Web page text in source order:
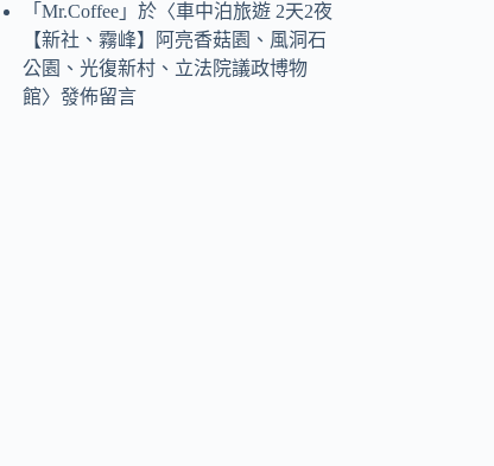
「Mr.Coffee 」於〈車中泊旅遊 2天2夜
【新社、霧峰】阿亮香菇園、風洞石
公園、光復新村、立法院議政博物
館〉發佈留言